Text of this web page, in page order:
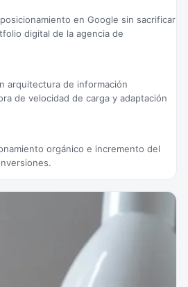
en Google sin sacrificar
digital de la agencia de
arquitectura de información
de velocidad de carga y adaptación
orgánico e incremento del